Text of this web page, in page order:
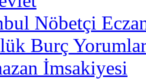
Nöbetçi
Burç
İmsakiyesi